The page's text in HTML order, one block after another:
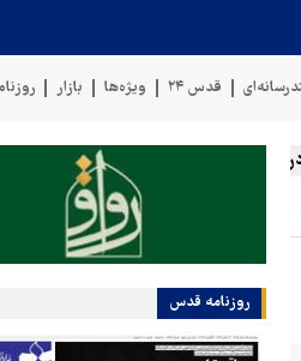
قدس ۲۴ ویژه‌ها بازار
در سواحل عمان سخنگوی
روزنامه قدس